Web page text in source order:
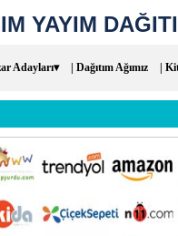
YAYIM
Adayları▾ | Dağıtım Ağımız |